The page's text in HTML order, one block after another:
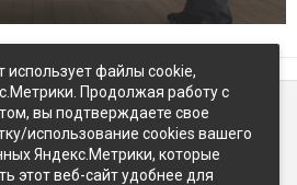
ул Восточное-шоссе, д.5
использует файлы cookie,
Продолжая работу с
вы подтверждаете свое
использование cookies вашего
Яндекс.Метрики, которые
этот веб-сайт удобнее для